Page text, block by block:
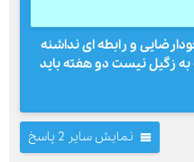
و رابطه ای نداشنه
زگیل نیست دو هفته باید
نمایش سایر 2 پاسخ